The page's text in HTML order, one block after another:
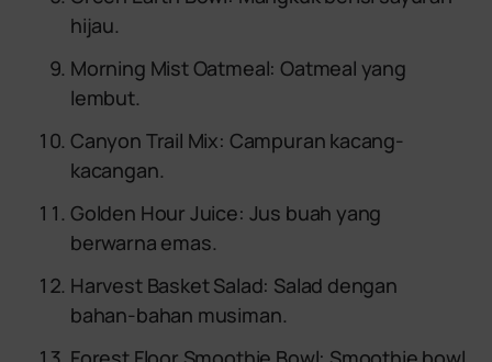
hijau.
Morning Mist Oatmeal: Oatmeal yang
lembut.
Canyon Trail Mix: Campuran kacang-
kacangan.
Golden Hour Juice: Jus buah yang
berwarna emas.
Harvest Basket Salad: Salad dengan
bahan-bahan musiman.